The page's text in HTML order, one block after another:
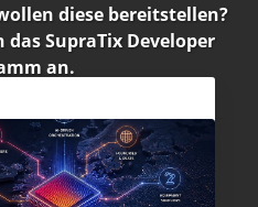
diese bereitstellen?
dasSupraTix Developer
an.